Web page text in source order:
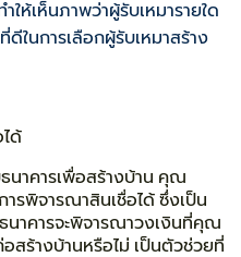
ให้เห็นภาพว่าผู้รับเหมารายใด
ดีในการเลือกผู้รับเหมาสร้าง
ได้
นาคารเพื่อสร้างบ้าน คุณ
ารพิจารณาสินเชื่อได้ ซึ่งเป็น
าคารจะพิจารณาวงเงินที่คุณ
สร้างบ้านหรือไม่ เป็นตัวช่วยที่